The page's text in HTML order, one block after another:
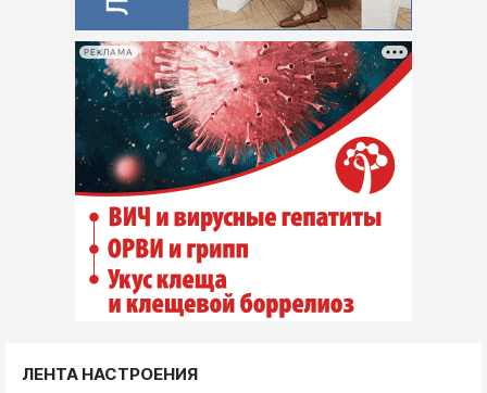
РЕКЛАМА
ЛЕНТА НАСТРОЕНИЯ